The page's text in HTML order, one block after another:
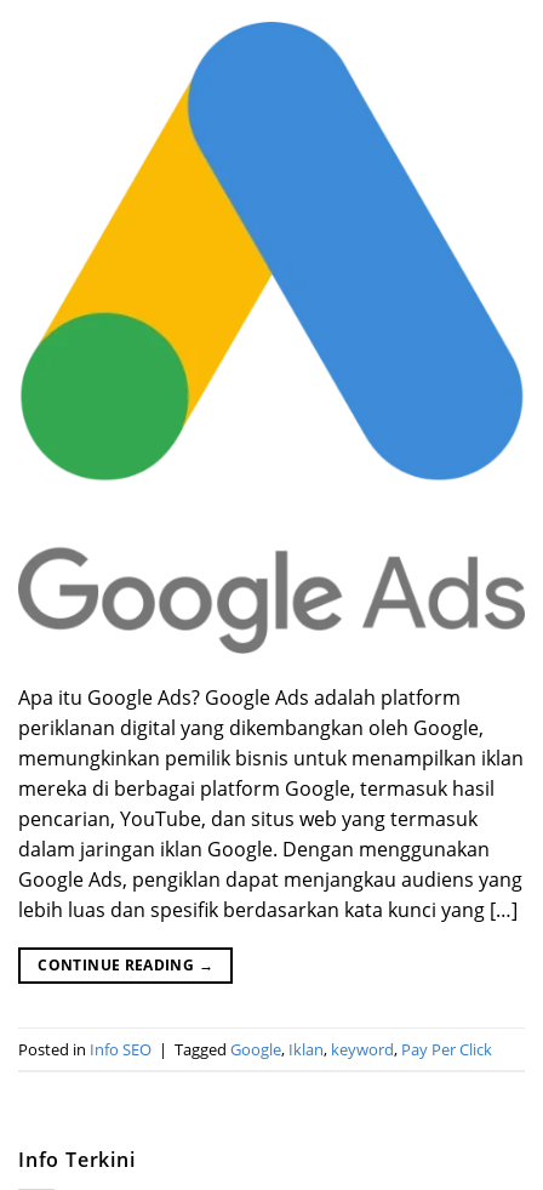
Apa itu Google Ads? Google Ads adalah platform
periklanan digital yang dikembangkan oleh Google,
memungkinkan pemilik bisnis untuk menampilkan iklan
mereka di berbagai platform Google, termasuk hasil
pencarian, YouTube, dan situs web yang termasuk
dalam jaringan iklan Google. Dengan menggunakan
Google Ads, pengiklan dapat menjangkau audiens yang
lebih luas dan spesifik berdasarkan kata kunci yang […]
CONTINUE READING →
Posted in Info SEO | Tagged Google, Iklan, keyword, Pay Per Click
Info Terkini